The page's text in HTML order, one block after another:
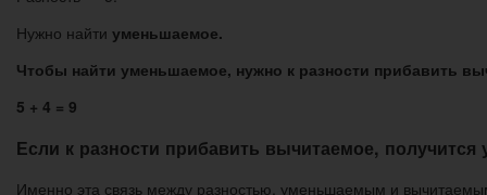
Нужно найти уменьшаемое.
Чтобы найти уменьшаемое, нужно к разности прибавить
5 + 4 = 9
Если к разности прибавить вычитаемое,
Именно эта связь между разностью, уменьшаемым и